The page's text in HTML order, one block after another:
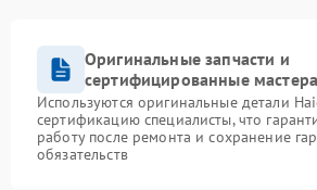
Оригинальные запчасти и
сертифицированные мастера
Используются оригинальные детали
сертификацию специалисты, что
работу после ремонта и сохранение
обязательств